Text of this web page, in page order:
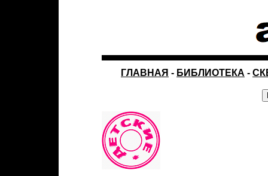
ГЛАВНАЯ - БИБЛИОТЕКА -